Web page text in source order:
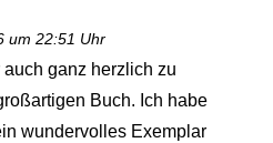
um 22:51 Uhr
auch ganz herzlich zu
Buch. Ich habe
wundervolles Exemplar